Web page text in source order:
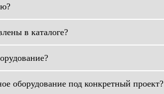
в каталоге?
оборудование под конкретный проект?